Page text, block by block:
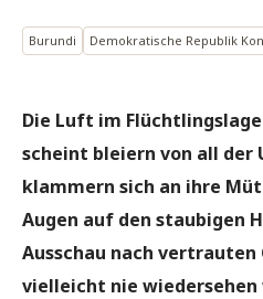
Burundi Demokratische Republik
Die Luft im
scheint bleiern von all der
klammern sich an ihre
Augen auf den staubigen
Ausschau nach vertrauten
vielleicht nie wiedersehen